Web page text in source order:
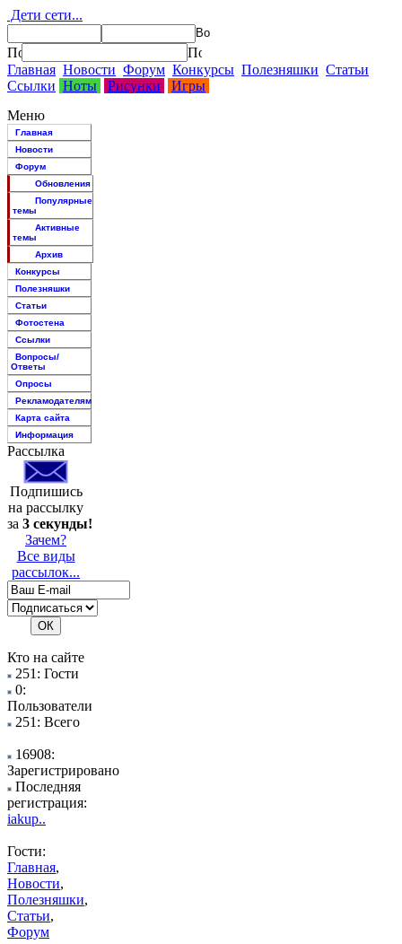
Дети сети...
Главная Новости Форум Конкурсы Полезняшки Статьи
Ссылки Ноты Рисунки
Игры
Меню
Главная
Новости
Форум
Обновления
Популярные
темы
Активные
темы
Архив
Конкурсы
Полезняшки
Статьи
Фотостена
Ссылки
Вопросы/
Ответы
Опросы
Рекламодателям
Карта сайта
Информация
Рассылка
Подпишись
на рассылку
за 3 секунды!
Зачем?
Все виды
рассылок...
Кто на сайте
251: Гости
0:
Пользователи
251: Всего
16908:
Зарегистрировано
Последняя
регистрация:
iakup..
Гости:
Главная,
Новости,
Полезняшки,
Статьи,
Форум